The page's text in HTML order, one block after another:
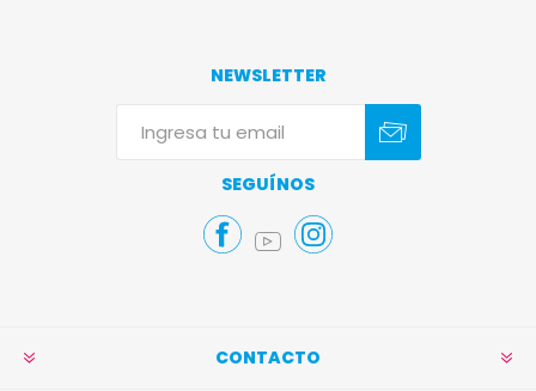
NEWSLETTER
SEGUÍNOS
CONTACTO